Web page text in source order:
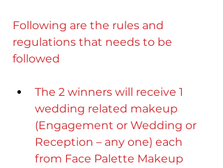
Following are the rules and
regulations that needs to be
followed
The 2 winners will receive 1
wedding related makeup
(Engagement or Wedding or
Reception – any one) each
from Face Palette Makeup